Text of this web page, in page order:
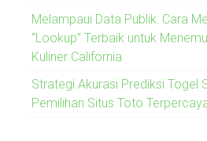
Melampaui Data Publik: Cara
“Lookup” Terbaik untuk
Kuliner California
Strategi Akurasi Prediksi Togel
Pemilihan Situs Toto